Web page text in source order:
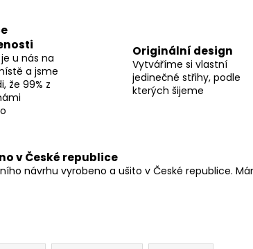
u nás na
a jsme
že 99% z
Originální design
Vytváříme si vlastní
jedinečné střihy, podle
kterých šijeme
v České republice
návrhu vyrobeno a ušito v České republice.